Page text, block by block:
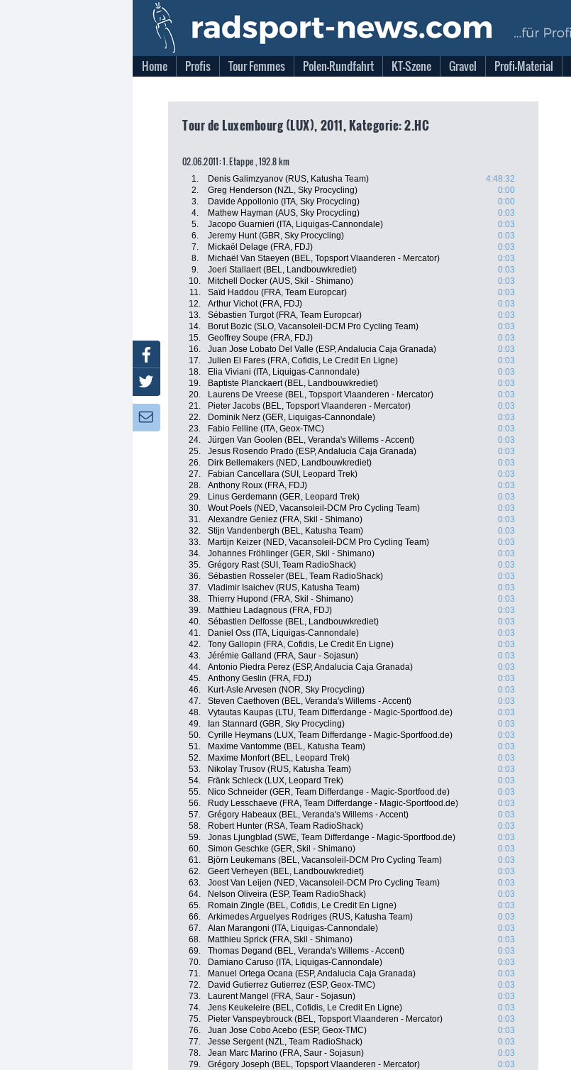
Home Profis Tour Femmes Polen-Rundfahrt KT-Szene Gravel Profi-Material
Tour de Luxembourg (LUX), 2011, Kategorie: 2.HC
02.06.2011: 1. Etappe , 192.8 km
1. Denis Galimzyanov (RUS, Katusha Team)
4:48:32
2.
Greg Henderson (NZL, Sky Procycling)
0:00
3.
Davide Appollonio (ITA, Sky Procycling)
0:00
4.
Mathew Hayman (AUS, Sky Procycling)
0:03
5.
Jacopo Guarnieri (ITA, Liquigas-Cannondale)
0:03
6.
Jeremy Hunt (GBR, Sky Procycling)
0:03
7.
Mickaël Delage (FRA, FDJ)
0:03
8.
Michaël Van Staeyen (BEL, Topsport Vlaanderen - Mercator)
0:03
9.
Joeri Stallaert (BEL, Landbouwkrediet)
0:03
10.
Mitchell Docker (AUS, Skil - Shimano)
0:03
11.
Saïd Haddou (FRA, Team Europcar)
0:03
12.
Arthur Vichot (FRA, FDJ)
0:03
13.
Sébastien Turgot (FRA, Team Europcar)
0:03
14.
Borut Bozic (SLO, Vacansoleil-DCM Pro Cycling Team)
0:03
15.
Geoffrey Soupe (FRA, FDJ)
0:03
16.
Juan Jose Lobato Del Valle (ESP, Andalucia Caja Granada)
0:03
17.
Julien El Fares (FRA, Cofidis, Le Credit En Ligne)
0:03
18.
Elia Viviani (ITA, Liquigas-Cannondale)
0:03
19.
Baptiste Planckaert (BEL, Landbouwkrediet)
0:03
20.
Laurens De Vreese (BEL, Topsport Vlaanderen - Mercator)
0:03
21.
Pieter Jacobs (BEL, Topsport Vlaanderen - Mercator)
0:03
22.
Dominik Nerz (GER, Liquigas-Cannondale)
0:03
23.
Fabio Felline (ITA, Geox-TMC)
0:03
24.
Jürgen Van Goolen (BEL, Veranda's Willems - Accent)
0:03
25.
Jesus Rosendo Prado (ESP, Andalucia Caja Granada)
0:03
26.
Dirk Bellemakers (NED, Landbouwkrediet)
0:03
27.
Fabian Cancellara (SUI, Leopard Trek)
0:03
28.
Anthony Roux (FRA, FDJ)
0:03
29.
Linus Gerdemann (GER, Leopard Trek)
0:03
30.
Wout Poels (NED, Vacansoleil-DCM Pro Cycling Team)
0:03
31.
Alexandre Geniez (FRA, Skil - Shimano)
0:03
32.
Stijn Vandenbergh (BEL, Katusha Team)
0:03
33.
Martijn Keizer (NED, Vacansoleil-DCM Pro Cycling Team)
0:03
34.
Johannes Fröhlinger (GER, Skil - Shimano)
0:03
35.
Grégory Rast (SUI, Team RadioShack)
0:03
36.
Sébastien Rosseler (BEL, Team RadioShack)
0:03
37.
Vladimir Isaichev (RUS, Katusha Team)
0:03
38.
Thierry Hupond (FRA, Skil - Shimano)
0:03
39.
Matthieu Ladagnous (FRA, FDJ)
0:03
40.
Sébastien Delfosse (BEL, Landbouwkrediet)
0:03
41.
Daniel Oss (ITA, Liquigas-Cannondale)
0:03
42.
Tony Gallopin (FRA, Cofidis, Le Credit En Ligne)
0:03
43.
Jérémie Galland (FRA, Saur - Sojasun)
0:03
44.
Antonio Piedra Perez (ESP, Andalucia Caja Granada)
0:03
45.
Anthony Geslin (FRA, FDJ)
0:03
46.
Kurt-Asle Arvesen (NOR, Sky Procycling)
0:03
47.
Steven Caethoven (BEL, Veranda's Willems - Accent)
0:03
48.
Vytautas Kaupas (LTU, Team Differdange - Magic-Sportfood.de)
0:03
49.
Ian Stannard (GBR, Sky Procycling)
0:03
50.
Cyrille Heymans (LUX, Team Differdange - Magic-Sportfood.de)
0:03
51.
Maxime Vantomme (BEL, Katusha Team)
0:03
52.
Maxime Monfort (BEL, Leopard Trek)
0:03
53.
Nikolay Trusov (RUS, Katusha Team)
0:03
54.
Fränk Schleck (LUX, Leopard Trek)
0:03
55.
Nico Schneider (GER, Team Differdange - Magic-Sportfood.de)
0:03
56.
Rudy Lesschaeve (FRA, Team Differdange - Magic-Sportfood.de)
0:03
57.
Grégory Habeaux (BEL, Veranda's Willems - Accent)
0:03
58.
Robert Hunter (RSA, Team RadioShack)
0:03
59.
Jonas Ljungblad (SWE, Team Differdange - Magic-Sportfood.de)
0:03
60.
Simon Geschke (GER, Skil - Shimano)
0:03
61.
Björn Leukemans (BEL, Vacansoleil-DCM Pro Cycling Team)
0:03
62.
Geert Verheyen (BEL, Landbouwkrediet)
0:03
63.
Joost Van Leijen (NED, Vacansoleil-DCM Pro Cycling Team)
0:03
64.
Nelson Oliveira (ESP, Team RadioShack)
0:03
65.
Romain Zingle (BEL, Cofidis, Le Credit En Ligne)
0:03
66.
Arkimedes Arguelyes Rodriges (RUS, Katusha Team)
0:03
67.
Alan Marangoni (ITA, Liquigas-Cannondale)
0:03
68.
Matthieu Sprick (FRA, Skil - Shimano)
0:03
69.
Thomas Degand (BEL, Veranda's Willems - Accent)
0:03
70.
Damiano Caruso (ITA, Liquigas-Cannondale)
0:03
71.
Manuel Ortega Ocana (ESP, Andalucia Caja Granada)
0:03
72.
David Gutierrez Gutierrez (ESP, Geox-TMC)
0:03
73.
Laurent Mangel (FRA, Saur - Sojasun)
0:03
74.
Jens Keukeleire (BEL, Cofidis, Le Credit En Ligne)
0:03
75.
Pieter Vanspeybrouck (BEL, Topsport Vlaanderen - Mercator)
0:03
76.
Juan Jose Cobo Acebo (ESP, Geox-TMC)
0:03
77.
Jesse Sergent (NZL, Team RadioShack)
0:03
78.
Jean Marc Marino (FRA, Saur - Sojasun)
0:03
79.
Grégory Joseph (BEL, Topsport Vlaanderen - Mercator)
0:03
Facebook
Twitter
Newsletter: